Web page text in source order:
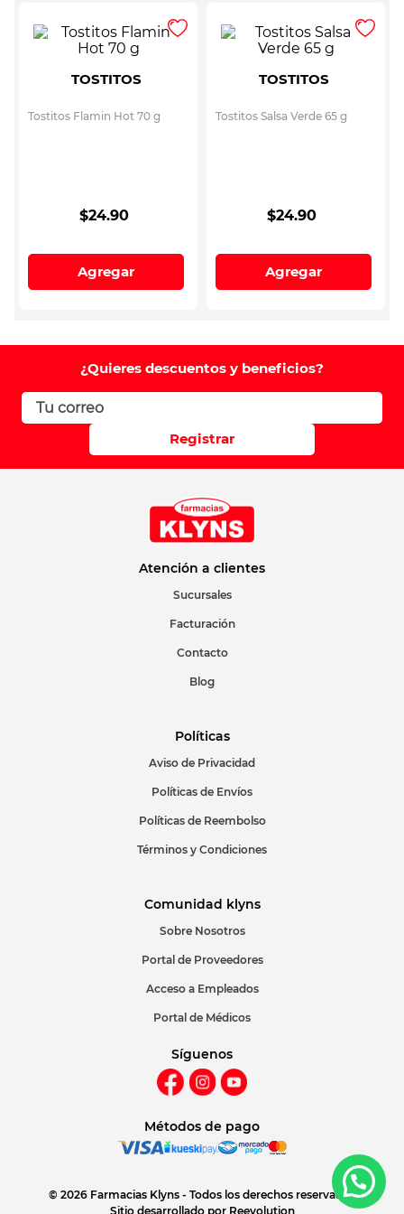
TOSTITOS
Tostitos Flamin Hot 70 g
$24.90
Agregar
TOSTITOS
Tostitos Salsa Verde 65 g
$24.90
Agregar
¿Quieres descuentos y beneficios?
Registrar
Atención a clientes
Sucursales
Facturación
Contacto
Blog
Políticas
Aviso de Privacidad
Políticas de Envíos
Políticas de Reembolso
Términos y Condiciones
Comunidad klyns
Sobre Nosotros
Portal de Proveedores
Acceso a Empleados
Portal de Médicos
Síguenos
Métodos de pago
© 2026 Farmacias Klyns - Todos los derechos reservados
Sitio desarrollado por Reevolution